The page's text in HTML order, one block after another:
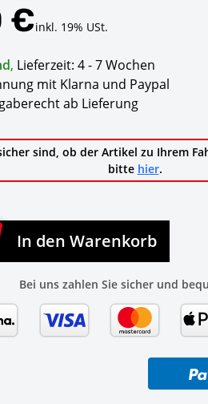
€inkl. 19% USt.
, Lieferzeit: 4 - 7 Wochen
mit Klarna und Paypal
ab Lieferung
sind, ob der Artikel zu Ihrem
bitte hier.
In den Warenkorb
Bei uns zahlen Sie sicher und